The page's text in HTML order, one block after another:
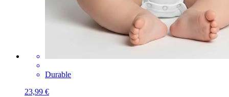
Durable
23,99 €